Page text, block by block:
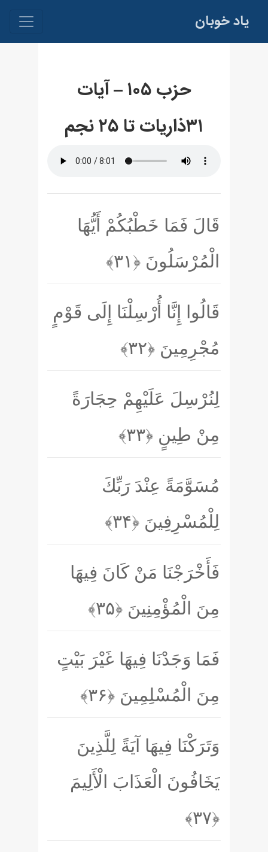
یاد خوبان
حزب ۱۰۵ – آيات
۳۱ذاريات تا ۲۵ نجم
قَالَ فَمَا خَطْبُكُمْ أَيُّهَا
الْمُرْسَلُونَ ﴿۳۱﴾
قَالُوا إِنَّا أُرْسِلْنَا إِلَى قَوْمٍ
مُجْرِمِينَ ﴿۳۲﴾
لِنُرْسِلَ عَلَيْهِمْ حِجَارَةً
مِنْ طِينٍ ﴿۳۳﴾
مُسَوَّمَةً عِنْدَ رَبِّكَ
لِلْمُسْرِفِينَ ﴿۳۴﴾
فَأَخْرَجْنَا مَنْ كَانَ فِيهَا
مِنَ الْمُؤْمِنِينَ ﴿۳۵﴾
فَمَا وَجَدْنَا فِيهَا غَيْرَ بَيْتٍ
مِنَ الْمُسْلِمِينَ ﴿۳۶﴾
وَتَرَكْنَا فِيهَا آيَةً لِلَّذِينَ
يَخَافُونَ الْعَذَابَ الْأَلِيمَ
﴿۳۷﴾